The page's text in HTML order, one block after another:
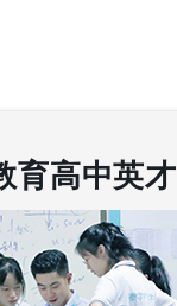
育高中英才